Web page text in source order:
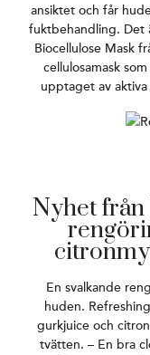
ansiktet och får
fuktbehandling. Det
Biocellulose Mask
cellulosamask
upptaget av
Nyhet från
En svalkande
huden.
gurkjuice och
tvätten. – En bra